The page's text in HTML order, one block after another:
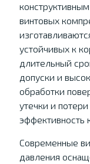
винтовых
устойчивых к
длительный
допуски и
обработки
утечки и
эффективность
Современные
давления